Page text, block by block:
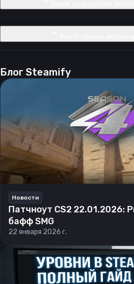
Блог Steamify
Новости
Патчноут CS2 22.01.2026:
бафф SMG
22 января 2026 г.